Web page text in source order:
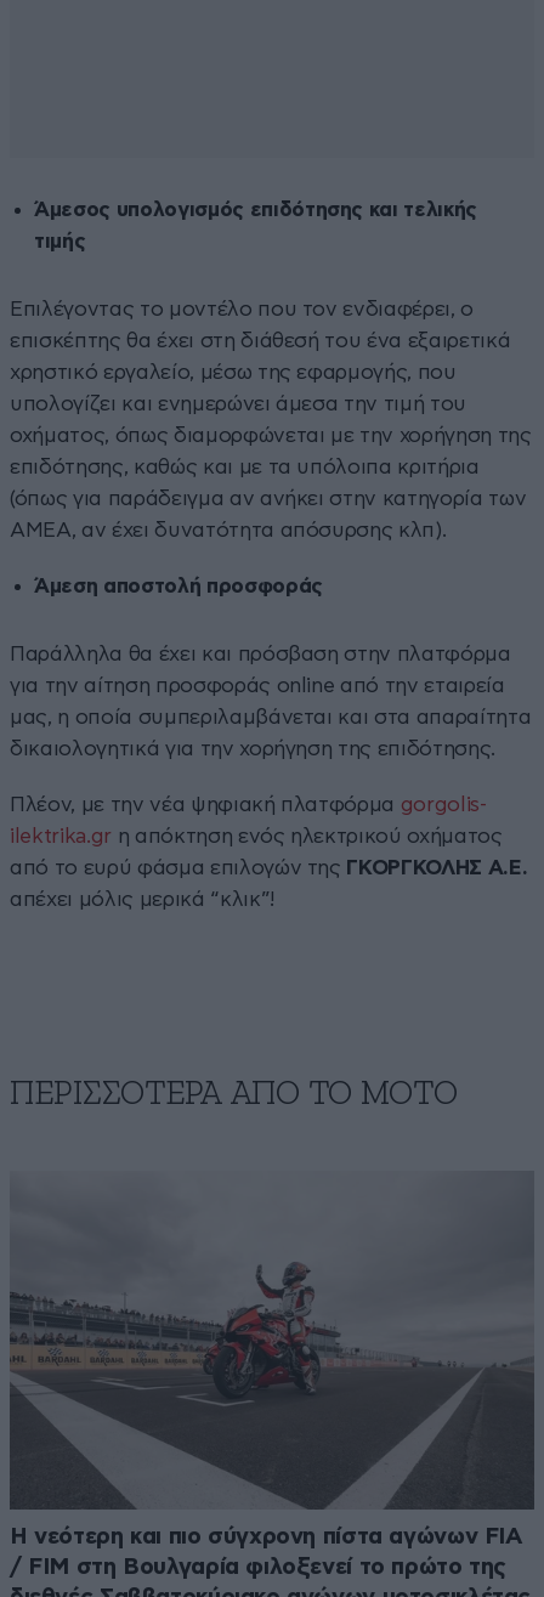
Άμεσος υπολογισμός επιδότησης και τελικής
τιμής
Επιλέγοντας το μοντέλο που τον ενδιαφέρει, ο
επισκέπτης θα έχει στη διάθεσή του ένα εξαιρετικά
χρηστικό εργαλείο, μέσω της εφαρμογής, που
υπολογίζει και ενημερώνει άμεσα την τιμή του
οχήματος, όπως διαμορφώνεται με την χορήγηση της
επιδότησης, καθώς και με τα υπόλοιπα κριτήρια
(όπως για παράδειγμα αν ανήκει στην κατηγορία των
ΑΜΕΑ, αν έχει δυνατότητα απόσυρσης κλπ).
Άμεση αποστολή προσφοράς
Παράλληλα θα έχει και πρόσβαση στην πλατφόρμα
για την αίτηση προσφοράς online από την εταιρεία
μας, η οποία συμπεριλαμβάνεται και στα απαραίτητα
δικαιολογητικά για την χορήγηση της επιδότησης.
Πλέον, με την νέα ψηφιακή πλατφόρμα gorgolis-
ilektrika.gr η απόκτηση ενός ηλεκτρικού οχήματος
από το ευρύ φάσμα επιλογών της ΓΚΟΡΓΚΟΛΗΣ Α.Ε.
απέχει μόλις μερικά “κλικ”!
ΠΕΡΙΣΣΟΤΕΡΑ ΑΠΟ ΤΟ ΜΟΤΟ
Η νεότερη και πιο σύγχρονη πίστα αγώνων FIA
/ FIM στη Βουλγαρία φιλοξενεί το πρώτο της